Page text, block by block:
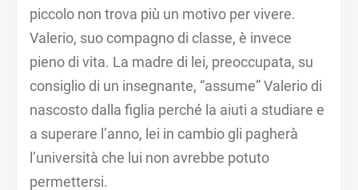
piccolo non trova più un motivo per vivere.
Valerio, suo compagno di classe, è invece
pieno di vita. La madre di lei, preoccupata, su
consiglio di un insegnante, “assume” Valerio di
nascosto dalla figlia perché la aiuti a studiare e
a superare l’anno, lei in cambio gli pagherà
l’università che lui non avrebbe potuto
permettersi.